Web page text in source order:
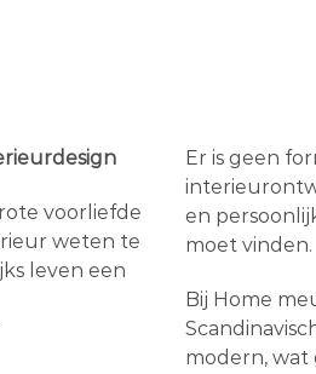
voorliefde
weten te
leven een
Er is geen
en
moet vinden.
Bij Home
modern,